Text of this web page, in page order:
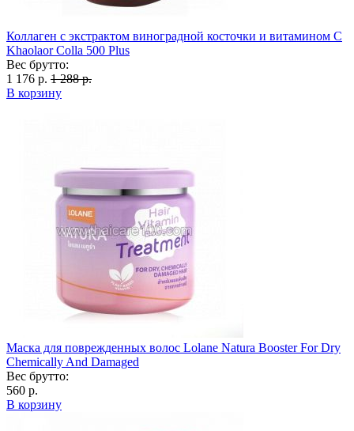
Коллаген с экстрактом виноградной косточки и витамином С
Khaolaor Colla 500 Plus
Вес брутто:
1 176 р. 1 288 р.
В корзину
Маска для поврежденных волос Lolane Natura Booster For Dry
Chemically And Damaged
Вес брутто:
560 р.
В корзину